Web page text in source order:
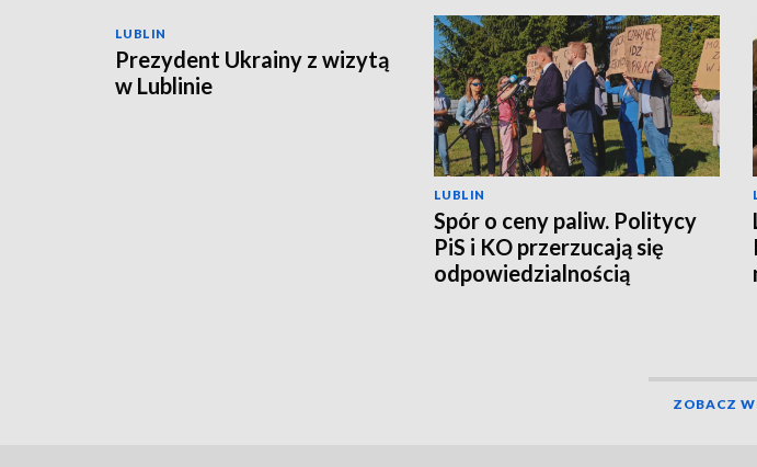
LUBLIN
Prezydent Ukrainy z wizytą
LUBLIN
Spór o ceny paliw. Politycy
PiS i KO przerzucają się
odpowiedzialnością
ZOBACZ